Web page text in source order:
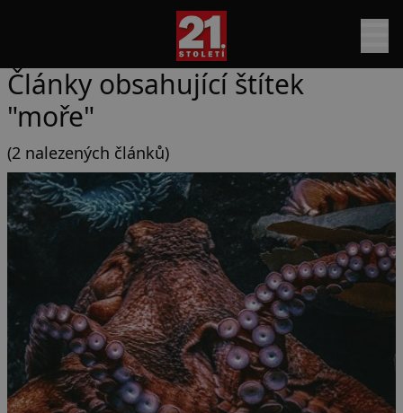
Články obsahující štítek
"moře"
(2 nalezených článků)